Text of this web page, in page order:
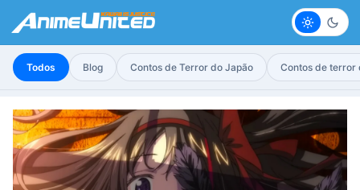
Claro
Todos Blog Contos de Terror do Japão Contos de terror